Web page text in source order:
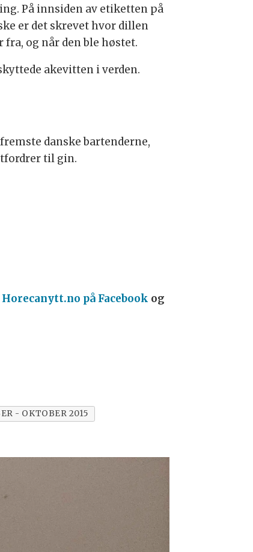
På innsiden av etiketten på
er det skrevet hvor dillen
fra, og når den ble høstet.
akevitten i verden.
danske bartenderne,
til gin.
på Facebook og
- OKTOBER 2015